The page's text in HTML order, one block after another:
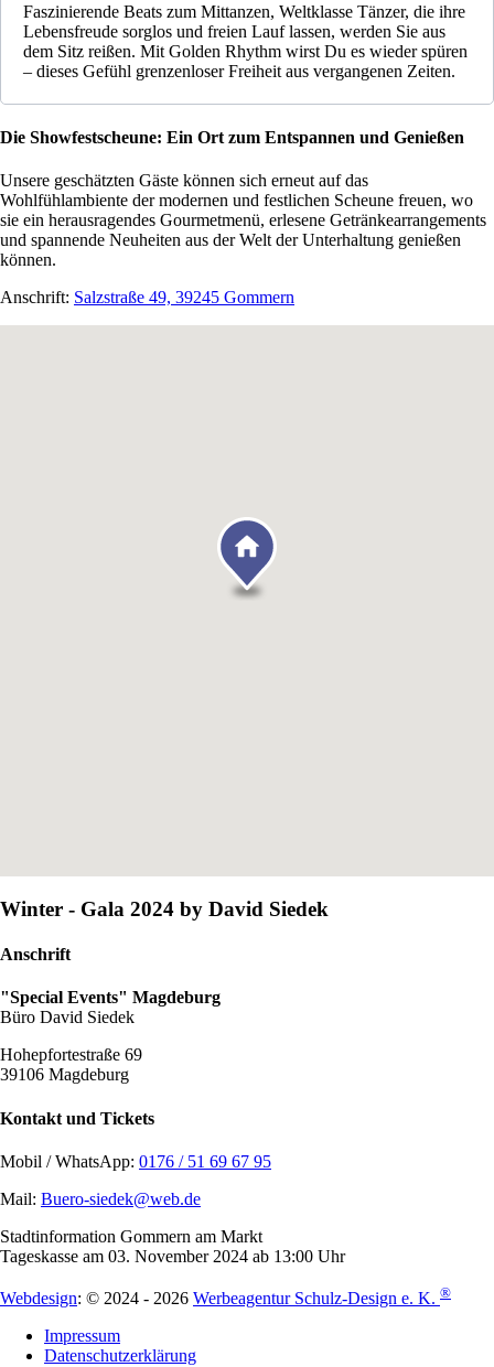
Faszinierende Beats zum Mittanzen, Weltklasse Tänzer, die ihre
Lebensfreude sorglos und freien Lauf lassen, werden Sie aus
dem Sitz reißen. Mit Golden Rhythm wirst Du es wieder spüren
– dieses Gefühl grenzenloser Freiheit aus vergangenen Zeiten.
Die Showfestscheune: Ein Ort zum Entspannen und Genießen
Unsere geschätzten Gäste können sich erneut auf das
Wohlfühlambiente der modernen und festlichen Scheune freuen, wo
sie ein herausragendes Gourmetmenü, erlesene Getränkearrangements
und spannende Neuheiten aus der Welt der Unterhaltung genießen
können.
Anschrift: Salzstraße 49, 39245 Gommern
Winter - Gala 2024 by David Siedek
Anschrift
"Special Events" Magdeburg
Büro David Siedek
Hohepfortestraße 69
39106 Magdeburg
Kontakt und Tickets
Mobil / WhatsApp: 0176 / 51 69 67 95
Mail: Buero-siedek@web.de
Stadtinformation Gommern am Markt
Tageskasse am 03. November 2024 ab 13:00 Uhr
Webdesign: © 2024 - 2026 Werbeagentur Schulz-Design e. K. ®
Impressum
Datenschutzerklärung